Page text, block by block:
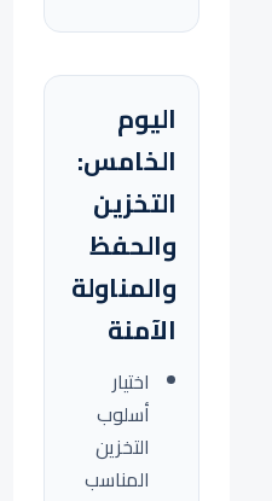
اليوم
الخامس:
التخزين
والحفظ
والمناولة
الآمنة
اختيار
أسلوب
التخزين
المناسب